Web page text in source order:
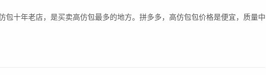
包十年老店，是买卖高仿包最多的地方。拼多多，高仿包包价格是便宜，质量中